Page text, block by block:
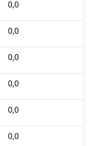
0,0
0,0
0,0
0,0
0,0
0,0